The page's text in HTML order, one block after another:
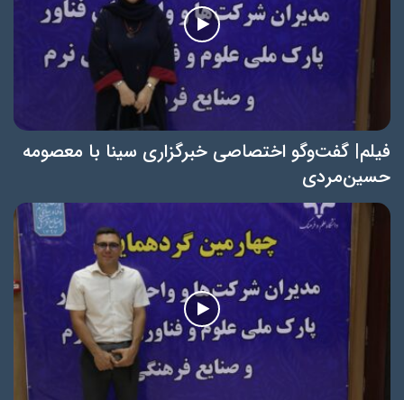
فیلم| گفت‌و‌گو اختصاصی خبرگزاری سینا با معصومه
حسین‌مردی